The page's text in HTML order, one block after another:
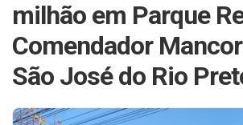
milhão em Parque
Comendador
São José do Rio